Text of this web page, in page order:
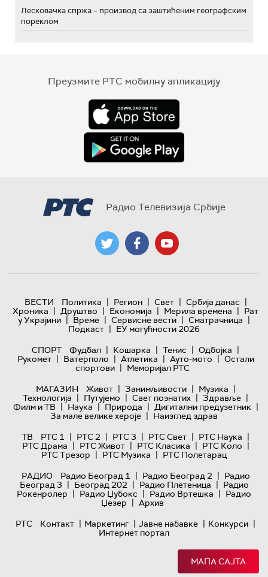
Лесковачка спржа – производ са заштићеним географским
пореклом
Преузмите РТС мобилну апликацију
Радио Телевизија Србије
ВЕСТИ Политика | Регион | Свет | Србија данас |
Хроника | Друштво | Економија | Мерила времена | Рат
у Украјини | Време | Сервисне вести | Сматрачница |
Подкаст | ЕУ могућности 2026
СПОРТ
Фудбал | Кошарка | Тенис | Одбојка |
Рукомет | Ватерполо | Атлетика | Ауто-мото | Остали
спортови | Меморијал РТС
МАГАЗИН
Живот | Занимљивости | Музика |
Технологијa | Путујемо | Свет познатих | Здравље |
Филм и ТВ | Наука | Природа | Дигитални предузетник |
За мале велике хероје | Наизглед здрав
ТВ
РТС 1 | РТС 2 | РТС 3 | РТС Свет | РТС Наука |
РТС Драма | РТС Живот | РТС Класика | РТС Коло |
РТС Трезор | РТС Музика | РТС Полетарац
РАДИО
Радио Београд 1 | Радио Београд 2 | Радио
Београд 3 | Београд 202 | Радио Плетеница | Радио
Рокенролер | Радио Џубокс | Радио Вртешка | Радио
Џезер | Архив
РТС
Контакт | Маркетинг | Јавне набавке | Конкурси |
Интернет портал
МАПА САЈТА